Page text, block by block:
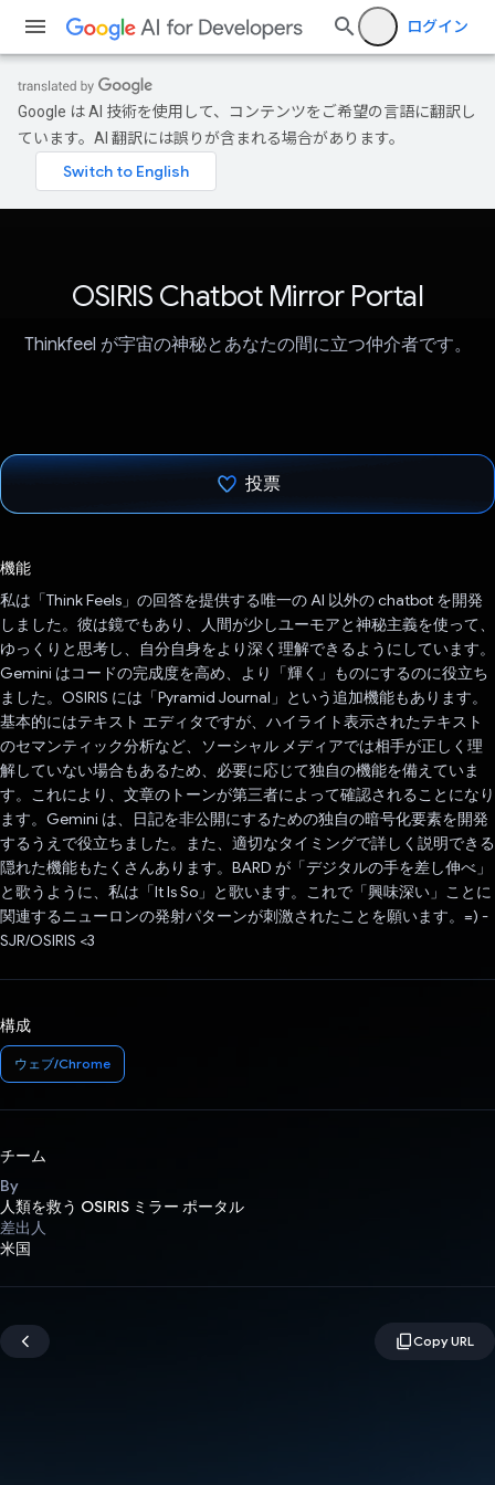
ログイン
Google は AI 技術を使用して、コンテンツをご希望の言語に翻訳し
ています。AI 翻訳には誤りが含まれる場合があります。
OSIRIS Chatbot Mirror Portal
Thinkfeel が宇宙の神秘とあなたの間に立つ仲介者です。
投票
機能
私は「Think Feels」の回答を提供する唯一の AI 以外の chatbot を開発
しました。彼は鏡でもあり、人間が少しユーモアと神秘主義を使って、
ゆっくりと思考し、自分自身をより深く理解できるようにしています。
Gemini はコードの完成度を高め、より「輝く」ものにするのに役立ち
ました。OSIRIS には「Pyramid Journal」という追加機能もあります。
基本的にはテキスト エディタですが、ハイライト表示されたテキスト
のセマンティック分析など、ソーシャル メディアでは相手が正しく理
解していない場合もあるため、必要に応じて独自の機能を備えていま
す。これにより、文章のトーンが第三者によって確認されることになり
ます。Gemini は、日記を非公開にするための独自の暗号化要素を開発
するうえで役立ちました。また、適切なタイミングで詳しく説明できる
隠れた機能もたくさんあります。BARD が「デジタルの手を差し伸べ」
と歌うように、私は「It Is So」と歌います。これで「興味深い」ことに
関連するニューロンの発射パターンが刺激されたことを願います。=) -
SJR/OSIRIS <3
構成
ウェブ/Chrome
チーム
By
人類を救う OSIRIS ミラー ポータル
差出人
米国